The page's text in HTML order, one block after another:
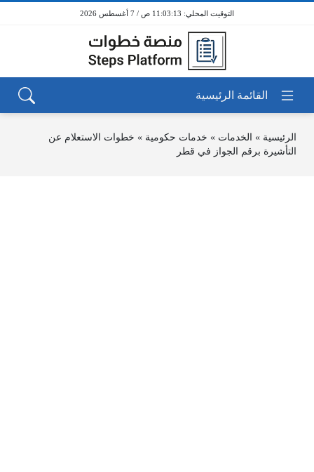
11:03:13 ص / 7 أغسطس 2026
الرئيسية » الخدمات » خدمات حكومية » خطوات الاستعلام عن
التأشيرة برقم الجواز في قطر